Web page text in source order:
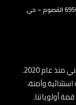
العنوان: المملكة العربية السعودية – الرياض – 6950 القصوم – حي
اسم رائد في عالم التسويق والبيع الإلكتروني منذ عام 2020.
وآمنة،
أولوياتنا.